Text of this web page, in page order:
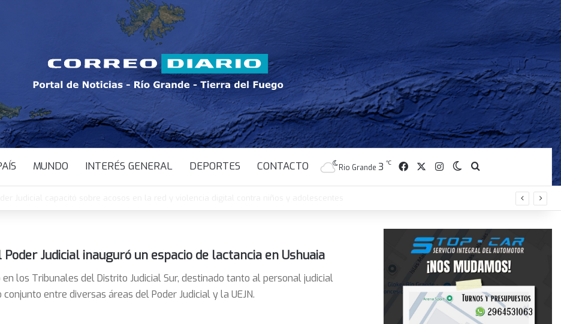
MUNDO INTERÉS GENERAL DEPORTES CONTACTO Rio Grande 3 ℃ FacebookInstagramSwitch skin
Buscar
Judicial inauguró un espacio de lactancia en Ushuaia
los Tribunales del Distrito Judicial Sur, destinado tanto al personal judicial
entre diversas áreas del Poder Judicial y la UEJN.